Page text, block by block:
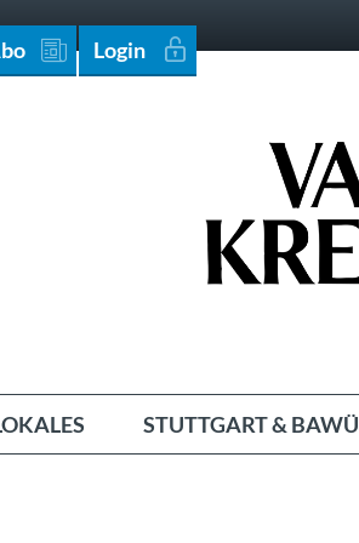
Login
STUTTGART & BAWÜ